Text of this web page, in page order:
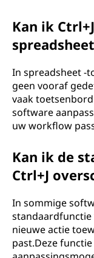
Kan ik
In spreadsheet -
geen vooraf
vaak
software
uw workflow
Kan ik de
Ctrl+J
In sommige
standaardfunctie
nieuwe actie
past.Deze